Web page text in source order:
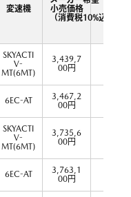
変速機
小売価格
（消費税10%込）
SKYACTI
V-
MT(6MT)
3,439,7
00円
6EC-AT
3,467,2
00円
SKYACTI
V-
MT(6MT)
3,735,6
00円
6EC-AT
3,763,1
00円